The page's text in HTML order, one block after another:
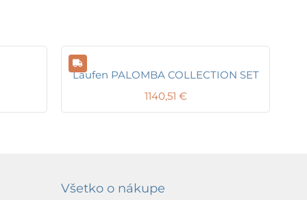
Laufen PALOMBA COLLECTION SET
1140,51 €
Všetko o nákupe